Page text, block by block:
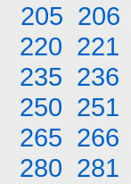
205 206
220 221
235 236
250 251
265 266
280 281